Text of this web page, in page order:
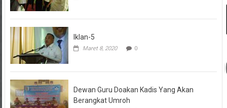
Iklan-5
Maret 8, 2020 0
Dewan Guru Doakan Kadis Yang Akan
Berangkat Umroh